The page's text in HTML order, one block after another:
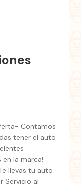
Contamos
tener el auto
la marca!
llevas tu auto
Servicio al